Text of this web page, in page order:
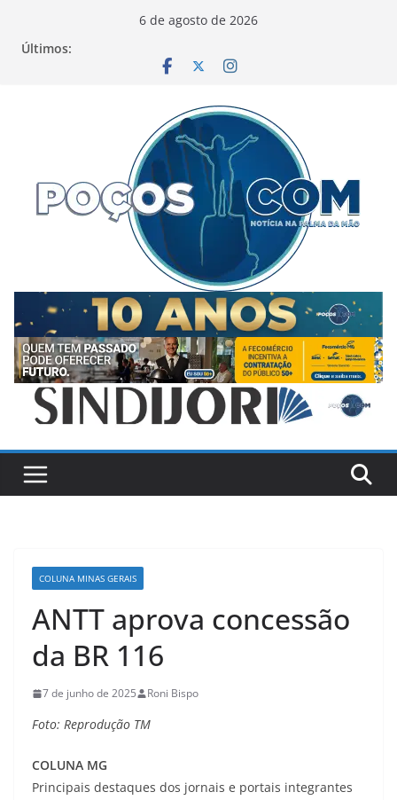
6 de agosto de 2026
Últimos:
COLUNA MINAS GERAIS
ANTT aprova concessão
da BR 116
7 de junho de 2025 Roni Bispo
Foto: Reprodução TM
COLUNA MG
Principais destaques dos jornais e portais integrantes